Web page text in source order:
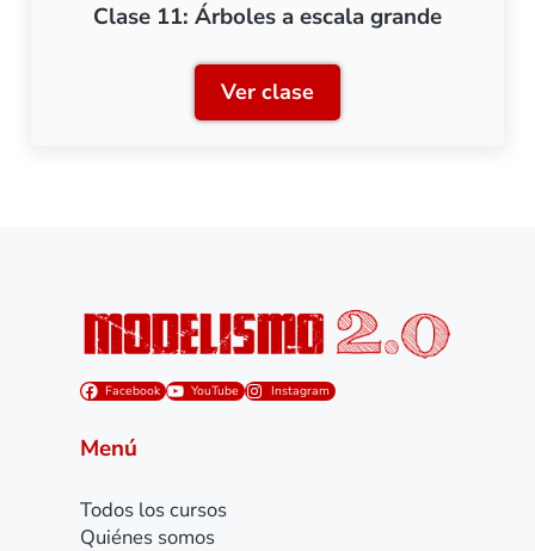
Clase 11: Árboles a escala grande
Ver claseClase 11: Árboles a
Facebook YouTube Instagram
Menú
Todos los cursos
Quiénes somos